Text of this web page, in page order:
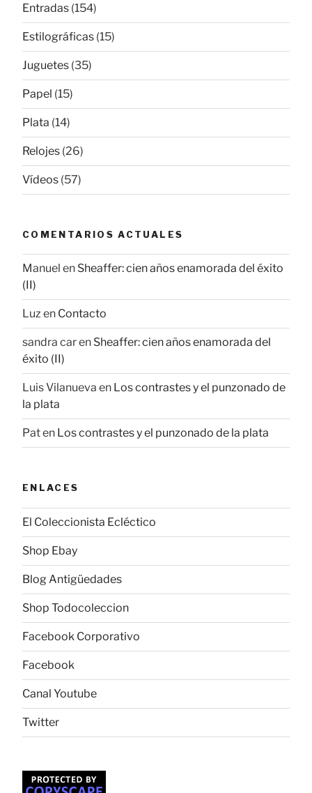
Entradas (154)
Estilográficas (15)
Juguetes (35)
Papel (15)
Plata (14)
Relojes (26)
Vídeos (57)
COMENTARIOS ACTUALES
Manuel en Sheaffer: cien años enamorada del éxito
(II)
Luzen Contacto
sandra caren Sheaffer: cien años enamorada del
éxito (II)
Luis Vilanueva en Los contrastes y el punzonado de
la plata
Paten Los contrastes y el punzonado de la plata
ENLACES
El Coleccionista Ecléctico
Shop Ebay
Blog Antigüedades
Shop Todocoleccion
Facebook Corporativo
Facebook
Canal Youtube
Twitter